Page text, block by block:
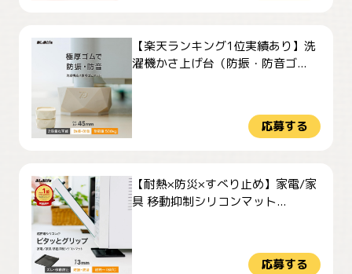
【楽天ランキング1位実績あり】洗
濯機かさ上げ台（防振・防音ゴ...
応募する
【耐熱×防災×すべり止め】家電/家
具 移動抑制シリコンマット...
応募する